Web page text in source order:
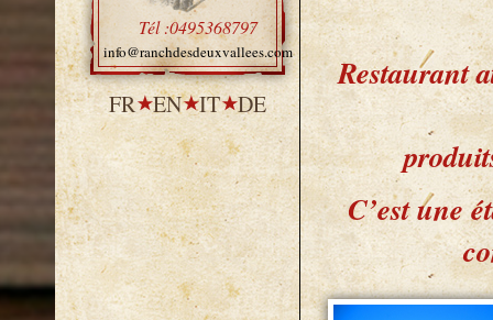
Tél :0495368797
info@ranchdesdeuxvallees.com
FR EN IT DE
Restaurant
C’est une